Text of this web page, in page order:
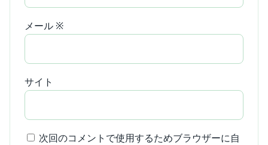
メール ※
サイト
次回のコメントで使用するためブラウザーに自